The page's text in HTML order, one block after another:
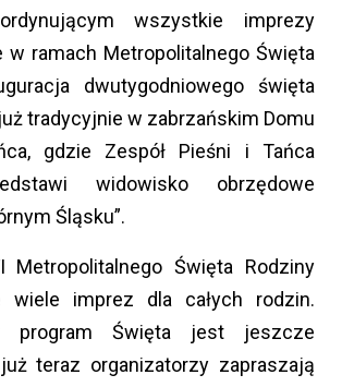
wszystkie imprezy
w ramach Metropolitalnego Święta
dwutygodniowego święta
tradycyjnie w zabrzańskim Domu
gdzie Zespół Pieśni i Tańca
widowisko obrzędowe
Śląsku”.
Metropolitalnego Święta Rodziny
wiele imprez dla całych rodzin.
program Święta jest jeszcze
teraz organizatorzy zapraszają